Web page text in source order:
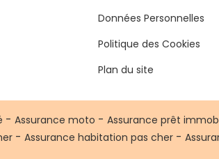
Données Personnelles
Politique des Cookies
Plan du site
- Assurance moto - Assurance prêt
- Assurance habitation pas cher -